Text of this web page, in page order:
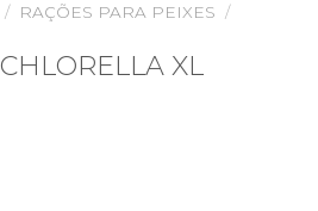
/ RAÇÕES PARA PEIXES /
XL